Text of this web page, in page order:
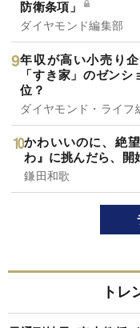
防衛条項」
ダイヤモンド編集部
年収が高い小売り
「すき家」のゼン
位？
ダイヤモンド・ライフ
かわいいのに、絶
わ』に挑んだら、開
鎌田和歌
トレ